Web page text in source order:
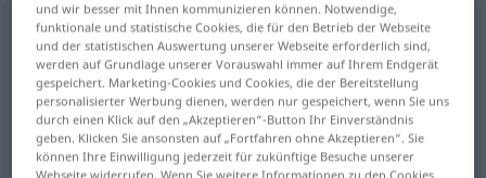
Gegenrede f
Übersicht aller Übersetzungen
(Für mehr Details die Übersetzung anklicken/antippen)
tegenspraak, repliek, wederwoord
und wir besser mit Ihnen kommunizieren können. Notwendige,
funktionale und statistische Cookies, die für den Betrieb der Webseite
und der statistischen Auswertung unserer Webseite erforderlich sind,
werden auf Grundlage unserer Vorauswahl immer auf Ihrem Endgerät
gespeichert. Marketing-Cookies und Cookies, die der Bereitstellung
personalisierter Werbung dienen, werden nur gespeichert, wenn Sie uns
durch einen Klick auf den „Akzeptieren“-Button Ihr Einverständnis
geben. Klicken Sie ansonsten auf „Fortfahren ohne Akzeptieren“. Sie
können Ihre Einwilligung jederzeit für zukünftige Besuche unserer
Webseite widerrufen. Wenn Sie weitere Informationen zu den Cookies